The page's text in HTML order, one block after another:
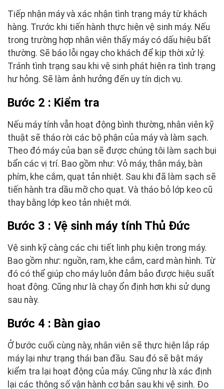
Tiếp nhận máy và xác nhận tình trạng máy từ khách
hàng. Trước khi tiến hành thực hiện vệ sinh máy. Nếu
trong trường hợp nhân viên thấy máy có dấu hiệu bất
thường. Sẽ báo lỗi ngay cho khách để kịp thời xử lý.
Tránh tình trạng sau khi vệ sinh phát hiện ra tình trạng
hư hỏng. Sẽ làm ảnh hưởng đến uy tín dịch vụ.
Bước 2 : Kiểm tra
Nếu máy tính vẫn hoạt động bình thường, nhân viên kỹ
thuật sẽ tháo rời các bộ phận của máy và làm sạch.
Theo đó máy của bạn sẽ được chúng tôi làm sạch bụi
bẩn các vị trí. Bao gồm như: Vỏ máy, thân máy, bàn
phím, khe cắm, quạt tản nhiệt. Sau khi đã làm sạch sẽ
tiến hành tra dầu mỡ cho quạt. Và tháo bỏ lớp keo cũ
thay bằng lớp keo tản nhiệt mới.
Bước 3 : Vệ sinh máy tính Thủ Đức
Vệ sinh kỹ càng các chi tiết linh phụ kiện trong máy.
Bao gồm như: nguồn, ram, khe cắm, card màn hình. Từ
đó có thể giúp cho máy luôn đảm bảo được hiệu suất
hoạt động. Cũng như là chạy ổn định hơn khi sử dụng
sau này.
Bước 4 : Bàn giao
Ở bước cuối cùng này, nhân viên sẽ thực hiện lắp ráp
máy lại như trạng thái ban đầu. Sau đó sẽ bật máy
kiểm tra lại hoạt động của máy. Cũng như là xác định
lại các thông số vận hành cơ bản sau khi vệ sinh. Đo